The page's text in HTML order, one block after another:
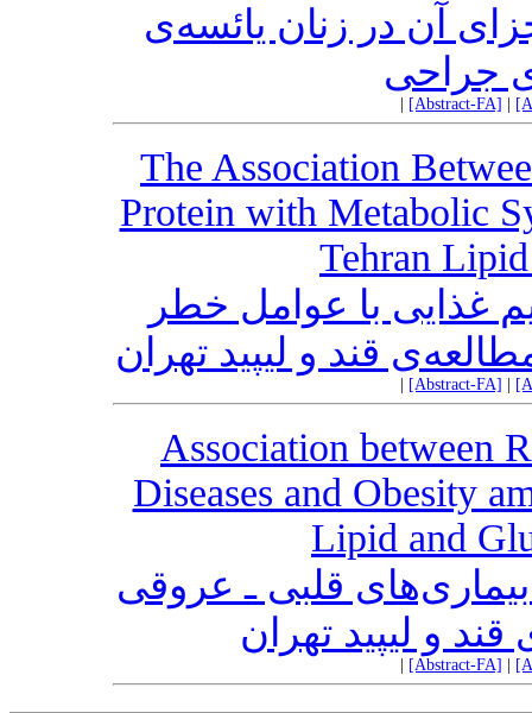
آن در زنان یائسه‌ی
جراحی
[Abstract-FA]
The Association
Protein with Metabolic
Tehran
غذایی با عوامل خطر
قند و لیپید تهران
[Abstract-FA]
Association between
Diseases and Obesity
Lipid and
قلبی ـ عروقی
و لیپید تهران
[Abstract-FA]